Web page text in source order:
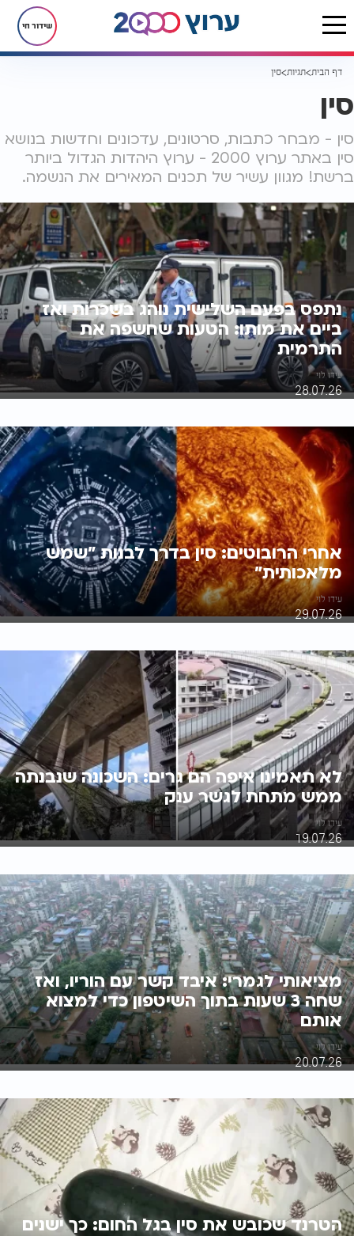
שידור חי
דף הבית תגיות סין
סין
סין - מבחר כתבות, סרטונים, עדכונים וחדשות בנושא
סין באתר ערוץ 2000 - ערוץ היהדות הגדול ביותר
ברשת! מגוון עשיר של תכנים המאירים את הנשמה.
נתפס בפעם השלישית נוהג בשכרות ואז
ביים את מותו: הטעות שחשפה את
התרמית
עידו לוי
28.07.26
אחרי הרובוטים: סין בדרך לבנות "שמש
מלאכותית"
עידו לוי
29.07.26
לא תאמינו איפה הם גרים: השכונה שנבנתה
ממש מתחת לגשר ענק
עידו לוי
19.07.26
מציאותי לגמרי: איבד קשר עם הוריו, ואז
שחה 3 שעות בתוך השיטפון כדי למצוא
אותם
עידו לוי
20.07.26
הטרנד שכובש את סין בגל החום: כך ישנים